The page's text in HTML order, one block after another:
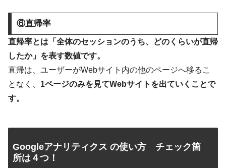
⑥直帰率
直帰率とは「全体のセッションのうち、どのくらいが直帰
したか」を表す数値です。
直帰は、ユーザーがWebサイト内の他のページへ移るこ
となく、 1ページのみを見てWebサイトを出ていくことで
す。
Googleアナリティクス の使い方 チェック箇
所は４つ！